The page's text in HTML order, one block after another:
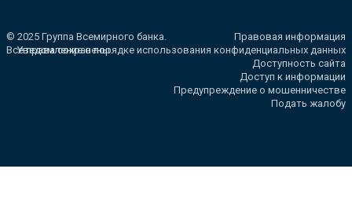
© 2025 Группа Всемирного банка.
Все права сохранены.
Правовая информация
Уведомление о порядке использования конфиденциальных данных
Доступность сайта
Доступ к информации
Предупреждение о мошенничестве
Подать жалобу